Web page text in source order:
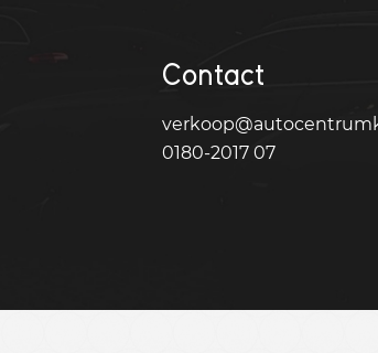
Contact
0180-2017 07